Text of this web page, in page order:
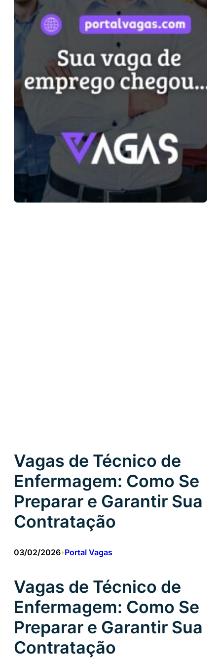
Vagas de Técnico de
Enfermagem: Como Se
Preparar e Garantir Sua
Contratação
03/02/2026•Portal Vagas
Vagas de Técnico de
Enfermagem: Como Se
Preparar e Garantir Sua
Contratação